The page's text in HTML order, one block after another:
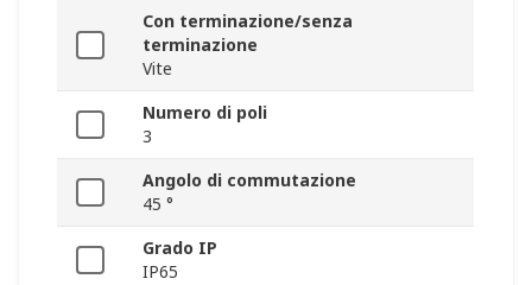
Con terminazione/senza
terminazione
Vite
Numero di poli
3
Angolo di commutazione
45 °
Grado IP
IP65